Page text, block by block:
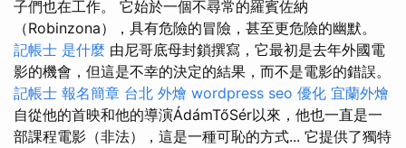
子們也在工作。 它始於一個不尋常的羅賓佐納
（Robinzona），具有危險的冒險，甚至更危險的幽默。
記帳士 是什麼 由尼哥底母封鎖撰寫，它最初是去年外國電
影的機會，但這是不幸的決定的結果，而不是電影的錯誤。
記帳士 報名簡章 台北 外燴 wordpress seo 優化 宜蘭外燴
自從他的首映和他的導演ÁdámTőSér以來，他也一直是一
部課程電影（非法），這是一種可恥的方式... 它提供了獨特